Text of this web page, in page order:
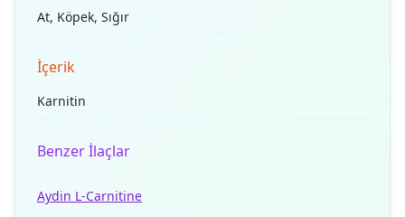
At, Köpek, Sığır
İçerik
Karnitin
Benzer İlaçlar
Aydin L-Carnitine